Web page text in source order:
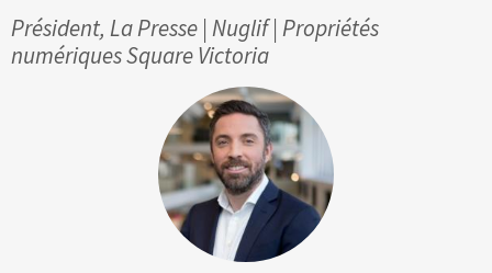
Président, La Presse | Nuglif | Propriétés
numériques Square Victoria